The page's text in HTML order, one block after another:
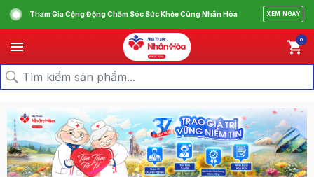
Tham Gia Cộng Động Chăm Sóc Sức Khỏe Cùng Nhân Hòa XEM NGAY
0